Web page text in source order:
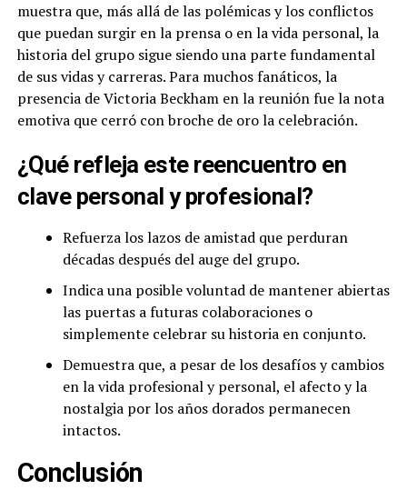
muestra que, más allá de las polémicas y los conflictos
que puedan surgir en la prensa o en la vida personal, la
historia del grupo sigue siendo una parte fundamental
de sus vidas y carreras. Para muchos fanáticos, la
presencia de Victoria Beckham en la reunión fue la nota
emotiva que cerró con broche de oro la celebración.
¿Qué refleja este reencuentro en
clave personal y profesional?
Refuerza los lazos de amistad que perduran
décadas después del auge del grupo.
Indica una posible voluntad de mantener abiertas
las puertas a futuras colaboraciones o
simplemente celebrar su historia en conjunto.
Demuestra que, a pesar de los desafíos y cambios
en la vida profesional y personal, el afecto y la
nostalgia por los años dorados permanecen
intactos.
Conclusión